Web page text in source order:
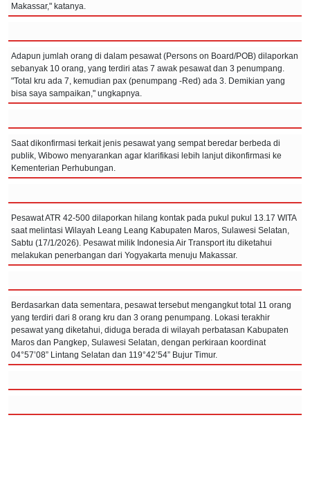
Makassar," katanya.
Adapun jumlah orang di dalam pesawat (Persons on Board/POB) dilaporkan
sebanyak 10 orang, yang terdiri atas 7 awak pesawat dan 3 penumpang.
"Total kru ada 7, kemudian pax (penumpang -Red) ada 3. Demikian yang
bisa saya sampaikan," ungkapnya.
Saat dikonfirmasi terkait jenis pesawat yang sempat beredar berbeda di
publik, Wibowo menyarankan agar klarifikasi lebih lanjut dikonfirmasi ke
Kementerian Perhubungan.
Pesawat ATR 42-500 dilaporkan hilang kontak pada pukul pukul 13.17 WITA
saat melintasi Wilayah Leang Leang Kabupaten Maros, Sulawesi Selatan,
Sabtu (17/1/2026). Pesawat milik Indonesia Air Transport itu diketahui
melakukan penerbangan dari Yogyakarta menuju Makassar.
Berdasarkan data sementara, pesawat tersebut mengangkut total 11 orang
yang terdiri dari 8 orang kru dan 3 orang penumpang. Lokasi terakhir
pesawat yang diketahui, diduga berada di wilayah perbatasan Kabupaten
Maros dan Pangkep, Sulawesi Selatan, dengan perkiraan koordinat
04°57’08” Lintang Selatan dan 119°42’54” Bujur Timur.